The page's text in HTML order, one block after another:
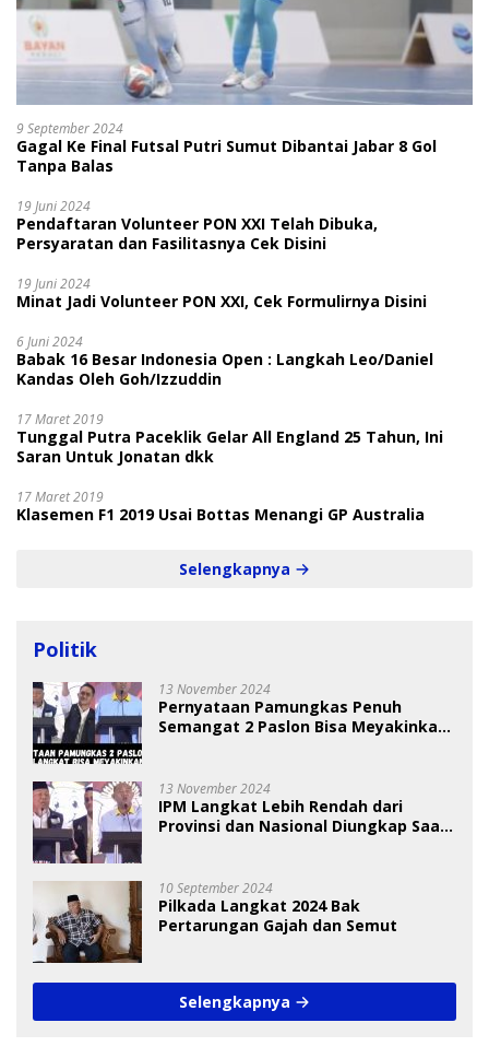
9 September 2024
Gagal Ke Final Futsal Putri Sumut Dibantai Jabar 8 Gol
Tanpa Balas
19 Juni 2024
Pendaftaran Volunteer PON XXI Telah Dibuka,
Persyaratan dan Fasilitasnya Cek Disini
19 Juni 2024
Minat Jadi Volunteer PON XXI, Cek Formulirnya Disini
6 Juni 2024
Babak 16 Besar Indonesia Open : Langkah Leo/Daniel
Kandas Oleh Goh/Izzuddin
17 Maret 2019
Tunggal Putra Paceklik Gelar All England 25 Tahun, Ini
Saran Untuk Jonatan dkk
17 Maret 2019
Klasemen F1 2019 Usai Bottas Menangi GP Australia
Selengkapnya
Politik
13 November 2024
Pernyataan Pamungkas Penuh
Semangat 2 Paslon Bisa Meyakinkan
13 November 2024
IPM Langkat Lebih Rendah dari
Provinsi dan Nasional Diungkap Saat
10 September 2024
Pilkada Langkat 2024 Bak
Pertarungan Gajah dan Semut
Selengkapnya